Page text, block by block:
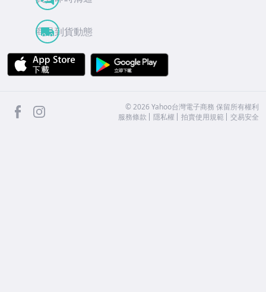
商品到貨動態
APP Store
facebook ©2026 Yahoo台灣電子商務 保留所有權利
服務條款
隱私權 拍賣使用規範 交易安全